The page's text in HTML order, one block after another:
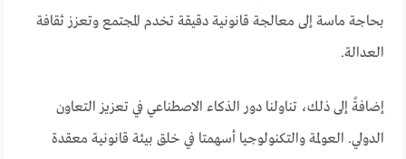
بحاجة ماسة إلى معالجة قانونية دقيقة تخدم المجتمع وتعزز ثقافة
العدالة.
إضافةً إلى ذلك، تناولنا دور الذكاء الاصطناعي في تعزيز التعاون
الدولي. العولمة والتكنولوجيا أسهمتا في خلق بيئة قانونية معقدة